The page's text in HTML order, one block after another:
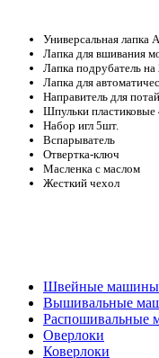
Универсальная лапка A
Лапка для вшивания
Лапка подрубатель
Лапка для
Направитель для
Шпульки
Набор игл 5шт.
Вспарыватель
Отвертка-ключ
Масленка с маслом
Жесткий чехол
Швейные машины
Вышивальные
Распошивальные
Оверлоки
Коверлоки